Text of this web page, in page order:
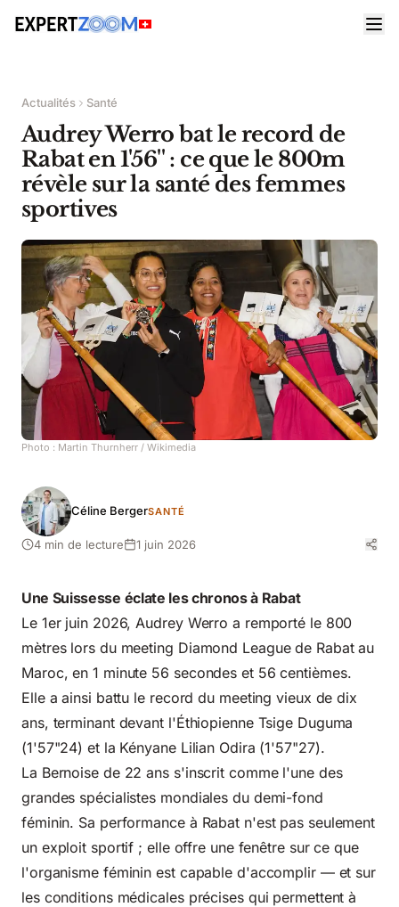
Actualités Santé
Audrey Werro bat le record de
Rabat en 1'56'' : ce que le 800m
révèle sur la santé des femmes
sportives
Photo : Martin Thurnherr / Wikimedia
Céline BergerSANTÉ
4 min de lecture 1 juin 2026
Une Suissesse éclate les chronos à Rabat
Le 1er juin 2026, Audrey Werro a remporté le 800
mètres lors du meeting Diamond League de Rabat au
Maroc, en 1 minute 56 secondes et 56 centièmes.
Elle a ainsi battu le record du meeting vieux de dix
ans, terminant devant l'Éthiopienne Tsige Duguma
(1'57"24) et la Kényane Lilian Odira (1'57"27).
La Bernoise de 22 ans s'inscrit comme l'une des
grandes spécialistes mondiales du demi-fond
féminin. Sa performance à Rabat n'est pas seulement
un exploit sportif ; elle offre une fenêtre sur ce que
l'organisme féminin est capable d'accomplir — et sur
les conditions médicales précises qui permettent à